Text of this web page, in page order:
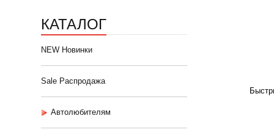
КАТАЛОГ
NEW Новинки
Sale Распродажа
Автолюбителям